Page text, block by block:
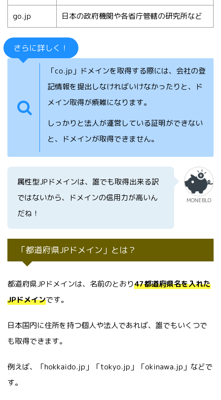
go.jp 日本の政府機関や各省庁管轄の研究所など
さらに詳しく！
「co.jp」ドメインを取得する際には、会社の登
記情報を提出しなければいけなかったりと、ド
メイン取得が煩雑になります。
しっかりと法人が運営している証明ができない
と、ドメインが取得できません。
属性型JPドメインは、誰でも取得出来る訳
ではないから、ドメインの信用力が高いん
だね！
MONEBLO
「都道府県JPドメイン」とは？
都道府県JPドメインは、名前のとおり47都道府県名を入れた
JPドメインです。
日本国内に住所を持つ個人や法人であれば、誰でもいくつで
も取得できます。
例えば、「hokkaido.jp」「tokyo.jp」「okinawa.jp」などで
す。